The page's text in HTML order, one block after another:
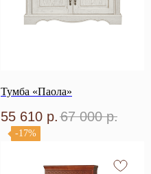
Тумба «Паола»
55 610 р. 67 000 р.
-17%